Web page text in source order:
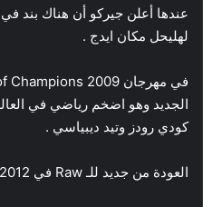
عندها أعلن جيركو أن هناك بند
لهليحل مكان ايدج .
الجديد وهو اضخم رياضي في
كودي رودز وتيد ديبياسي .
العودة من جديد للـ Raw في 2012 و عداوة مع سي أم بانك :